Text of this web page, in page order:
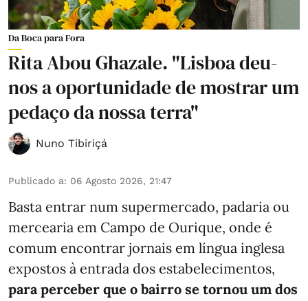
Da Boca para Fora
Rita Abou Ghazale. "Lisboa deu-
nos a oportunidade de mostrar um
pedaço da nossa terra"
Nuno Tibiriçá
Publicado a: 06 Agosto 2026, 21:47
Basta entrar num supermercado, padaria ou
mercearia em Campo de Ourique, onde é
comum encontrar jornais em língua inglesa
expostos à entrada dos estabelecimentos,
para perceber que o bairro se tornou um dos